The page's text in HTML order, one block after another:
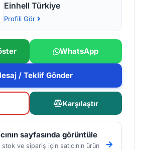
Einhell Türkiye
Profili Gör
WhatsApp
/ Teklif Gönder
Karşılaştır
sayfasında görüntüle
ve sipariş için satıcının ürün